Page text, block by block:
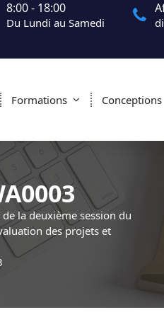
8:00 - 18:00
Du Lundi au Samedi
Formations Conceptions
la deuxième session du
des projets et